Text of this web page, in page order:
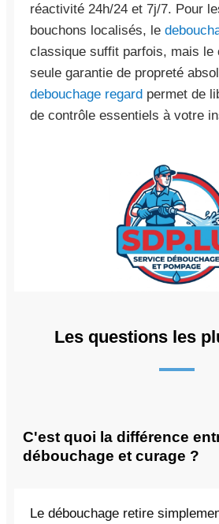
réactivité 24h/24 et 7j/7. Pour
bouchons localisés, le
classique suffit parfois, mais le
seule garantie de propreté
debouchage regard permet de
de contrôle essentiels à votre
Les questions les
C'est quoi la différence
débouchage et curage ?
Le débouchage retire